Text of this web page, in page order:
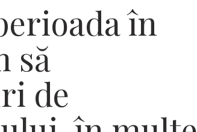
în
să
de